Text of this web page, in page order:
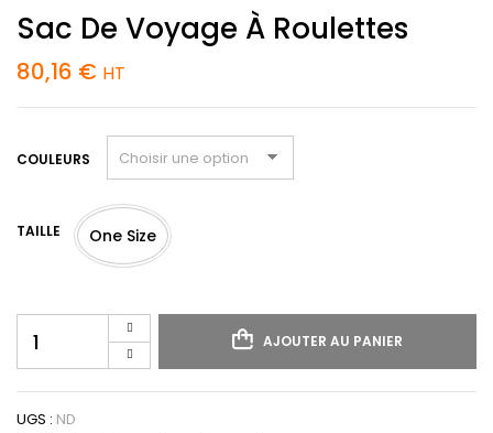
Sac De Voyage À Roulettes
80,16 € HT
COULEURS
TAILLE One Size
AJOUTER AU PANIER
UGS : ND